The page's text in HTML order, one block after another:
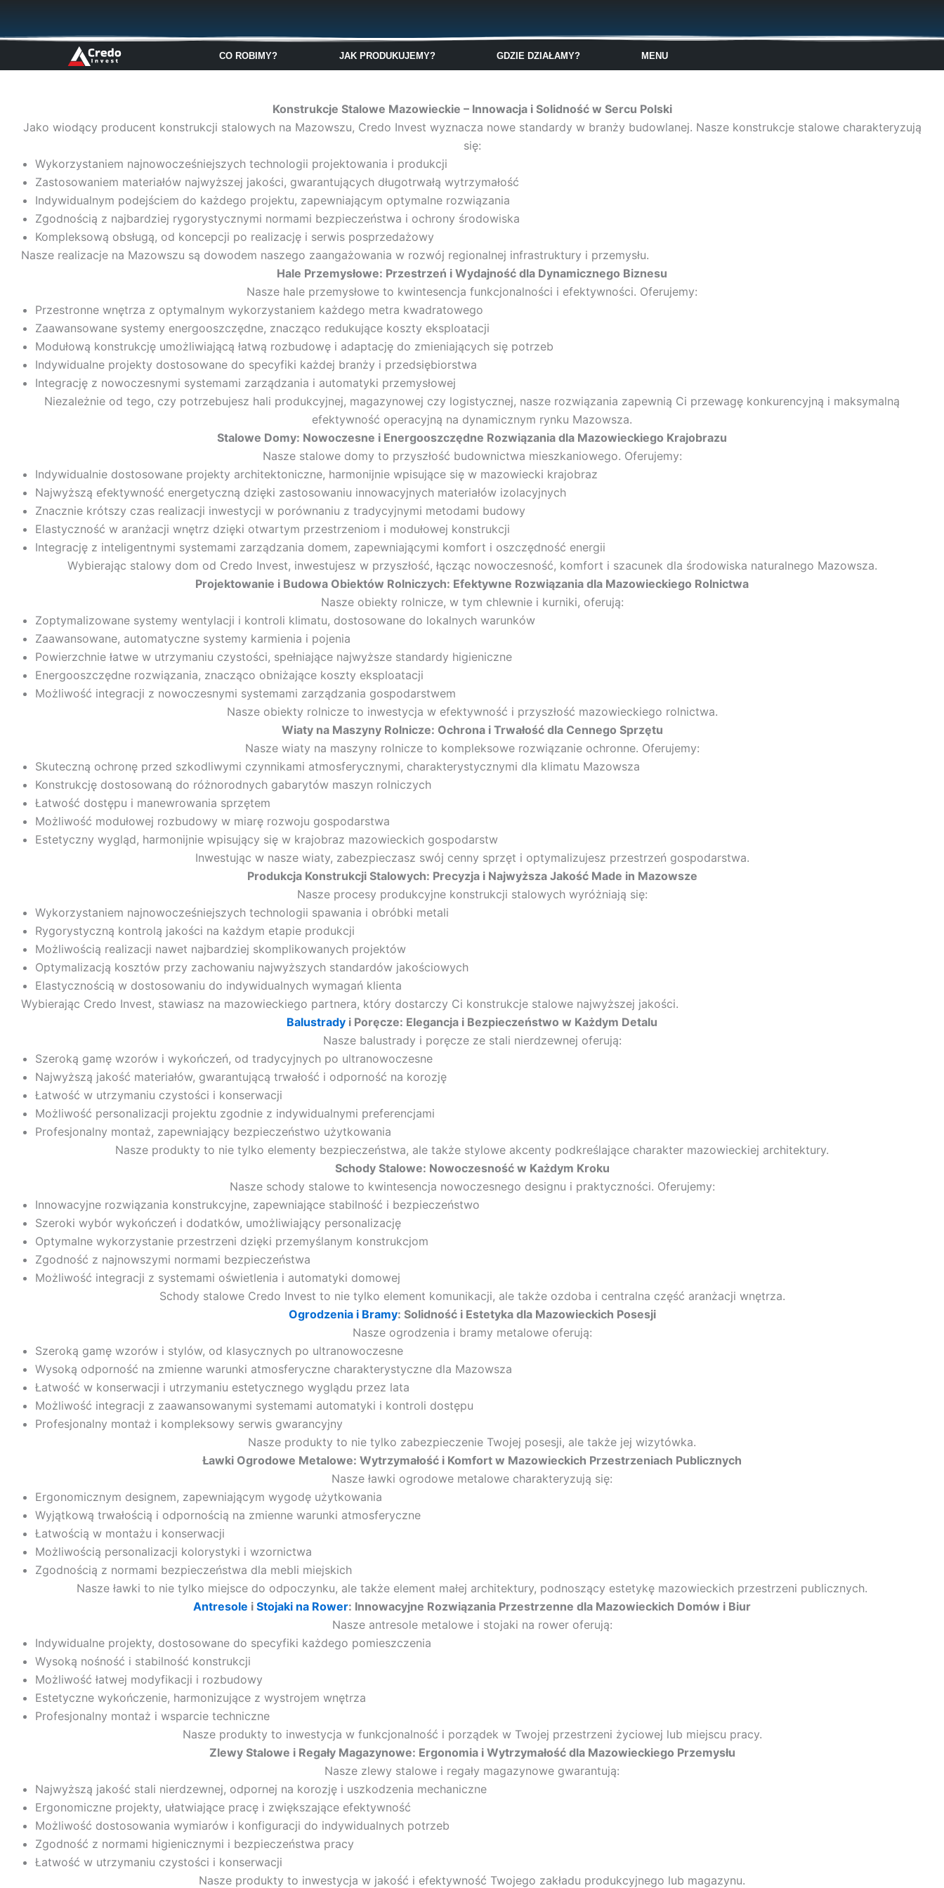
treści
CO ROBIMY? JAK PRODUKUJEMY? GDZIE DZIAŁAMY? MENU
Konstrukcje Stalowe Mazowieckie – Innowacja i Solidność w Sercu Polski
Jako wiodący producent konstrukcji stalowych na Mazowszu, Credo Invest wyznacza nowe standardy w branży budowlanej. Nasze konstrukcje stalowe charakteryzują
się:
Wykorzystaniem najnowocześniejszych technologii projektowania i produkcji
Zastosowaniem materiałów najwyższej jakości, gwarantujących długotrwałą wytrzymałość
Indywidualnym podejściem do każdego projektu, zapewniającym optymalne rozwiązania
Zgodnością z najbardziej rygorystycznymi normami bezpieczeństwa i ochrony środowiska
Kompleksową obsługą, od koncepcji po realizację i serwis posprzedażowy
Nasze realizacje na Mazowszu są dowodem naszego zaangażowania w rozwój regionalnej infrastruktury i przemysłu.
Hale Przemysłowe: Przestrzeń i Wydajność dla Dynamicznego Biznesu
Nasze hale przemysłowe to kwintesencja funkcjonalności i efektywności. Oferujemy:
Przestronne wnętrza z optymalnym wykorzystaniem każdego metra kwadratowego
Zaawansowane systemy energooszczędne, znacząco redukujące koszty eksploatacji
Modułową konstrukcję umożliwiającą łatwą rozbudowę i adaptację do zmieniających się potrzeb
Indywidualne projekty dostosowane do specyfiki każdej branży i przedsiębiorstwa
Integrację z nowoczesnymi systemami zarządzania i automatyki przemysłowej
Niezależnie od tego, czy potrzebujesz hali produkcyjnej, magazynowej czy logistycznej, nasze rozwiązania zapewnią Ci przewagę konkurencyjną i maksymalną
efektywność operacyjną na dynamicznym rynku Mazowsza.
Stalowe Domy: Nowoczesne i Energooszczędne Rozwiązania dla Mazowieckiego Krajobrazu
Nasze stalowe domy to przyszłość budownictwa mieszkaniowego. Oferujemy:
Indywidualnie dostosowane projekty architektoniczne, harmonijnie wpisujące się w mazowiecki krajobraz
Najwyższą efektywność energetyczną dzięki zastosowaniu innowacyjnych materiałów izolacyjnych
Znacznie krótszy czas realizacji inwestycji w porównaniu z tradycyjnymi metodami budowy
Elastyczność w aranżacji wnętrz dzięki otwartym przestrzeniom i modułowej konstrukcji
Integrację z inteligentnymi systemami zarządzania domem, zapewniającymi komfort i oszczędność energii
Wybierając stalowy dom od Credo Invest, inwestujesz w przyszłość, łącząc nowoczesność, komfort i szacunek dla środowiska naturalnego Mazowsza.
Projektowanie i Budowa Obiektów Rolniczych: Efektywne Rozwiązania dla Mazowieckiego Rolnictwa
Nasze obiekty rolnicze, w tym chlewnie i kurniki, oferują:
Zoptymalizowane systemy wentylacji i kontroli klimatu, dostosowane do lokalnych warunków
Zaawansowane, automatyczne systemy karmienia i pojenia
Powierzchnie łatwe w utrzymaniu czystości, spełniające najwyższe standardy higieniczne
Energooszczędne rozwiązania, znacząco obniżające koszty eksploatacji
Możliwość integracji z nowoczesnymi systemami zarządzania gospodarstwem
Nasze obiekty rolnicze to inwestycja w efektywność i przyszłość mazowieckiego rolnictwa.
Wiaty na Maszyny Rolnicze: Ochrona i Trwałość dla Cennego Sprzętu
Nasze wiaty na maszyny rolnicze to kompleksowe rozwiązanie ochronne. Oferujemy:
Skuteczną ochronę przed szkodliwymi czynnikami atmosferycznymi, charakterystycznymi dla klimatu Mazowsza
Konstrukcję dostosowaną do różnorodnych gabarytów maszyn rolniczych
Łatwość dostępu i manewrowania sprzętem
Możliwość modułowej rozbudowy w miarę rozwoju gospodarstwa
Estetyczny wygląd, harmonijnie wpisujący się w krajobraz mazowieckich gospodarstw
Inwestując w nasze wiaty, zabezpieczasz swój cenny sprzęt i optymalizujesz przestrzeń gospodarstwa.
Produkcja Konstrukcji Stalowych: Precyzja i Najwyższa Jakość Made in Mazowsze
Nasze procesy produkcyjne konstrukcji stalowych wyróżniają się:
Wykorzystaniem najnowocześniejszych technologii spawania i obróbki metali
Rygorystyczną kontrolą jakości na każdym etapie produkcji
Możliwością realizacji nawet najbardziej skomplikowanych projektów
Optymalizacją kosztów przy zachowaniu najwyższych standardów jakościowych
Elastycznością w dostosowaniu do indywidualnych wymagań klienta
Wybierając Credo Invest, stawiasz na mazowieckiego partnera, który dostarczy Ci konstrukcje stalowe najwyższej jakości.
Balustrady i Poręcze: Elegancja i Bezpieczeństwo w Każdym Detalu
Nasze balustrady i poręcze ze stali nierdzewnej oferują:
Szeroką gamę wzorów i wykończeń, od tradycyjnych po ultranowoczesne
Najwyższą jakość materiałów, gwarantującą trwałość i odporność na korozję
Łatwość w utrzymaniu czystości i konserwacji
Możliwość personalizacji projektu zgodnie z indywidualnymi preferencjami
Profesjonalny montaż, zapewniający bezpieczeństwo użytkowania
Nasze produkty to nie tylko elementy bezpieczeństwa, ale także stylowe akcenty podkreślające charakter mazowieckiej architektury.
Schody Stalowe: Nowoczesność w Każdym Kroku
Nasze schody stalowe to kwintesencja nowoczesnego designu i praktyczności. Oferujemy:
Innowacyjne rozwiązania konstrukcyjne, zapewniające stabilność i bezpieczeństwo
Szeroki wybór wykończeń i dodatków, umożliwiający personalizację
Optymalne wykorzystanie przestrzeni dzięki przemyślanym konstrukcjom
Zgodność z najnowszymi normami bezpieczeństwa
Możliwość integracji z systemami oświetlenia i automatyki domowej
Schody stalowe Credo Invest to nie tylko element komunikacji, ale także ozdoba i centralna część aranżacji wnętrza.
Ogrodzenia i Bramy: Solidność i Estetyka dla Mazowieckich Posesji
Nasze ogrodzenia i bramy metalowe oferują:
Szeroką gamę wzorów i stylów, od klasycznych po ultranowoczesne
Wysoką odporność na zmienne warunki atmosferyczne charakterystyczne dla Mazowsza
Łatwość w konserwacji i utrzymaniu estetycznego wyglądu przez lata
Możliwość integracji z zaawansowanymi systemami automatyki i kontroli dostępu
Profesjonalny montaż i kompleksowy serwis gwarancyjny
Nasze produkty to nie tylko zabezpieczenie Twojej posesji, ale także jej wizytówka.
Ławki Ogrodowe Metalowe: Wytrzymałość i Komfort w Mazowieckich Przestrzeniach Publicznych
Nasze ławki ogrodowe metalowe charakteryzują się:
Ergonomicznym designem, zapewniającym wygodę użytkowania
Wyjątkową trwałością i odpornością na zmienne warunki atmosferyczne
Łatwością w montażu i konserwacji
Możliwością personalizacji kolorystyki i wzornictwa
Zgodnością z normami bezpieczeństwa dla mebli miejskich
Nasze ławki to nie tylko miejsce do odpoczynku, ale także element małej architektury, podnoszący estetykę mazowieckich przestrzeni publicznych.
Antresole i Stojaki na Rower: Innowacyjne Rozwiązania Przestrzenne dla Mazowieckich Domów i Biur
Nasze antresole metalowe i stojaki na rower oferują:
Indywidualne projekty, dostosowane do specyfiki każdego pomieszczenia
Wysoką nośność i stabilność konstrukcji
Możliwość łatwej modyfikacji i rozbudowy
Estetyczne wykończenie, harmonizujące z wystrojem wnętrza
Profesjonalny montaż i wsparcie techniczne
Nasze produkty to inwestycja w funkcjonalność i porządek w Twojej przestrzeni życiowej lub miejscu pracy.
Zlewy Stalowe i Regały Magazynowe: Ergonomia i Wytrzymałość dla Mazowieckiego Przemysłu
Nasze zlewy stalowe i regały magazynowe gwarantują:
Najwyższą jakość stali nierdzewnej, odpornej na korozję i uszkodzenia mechaniczne
Ergonomiczne projekty, ułatwiające pracę i zwiększające efektywność
Możliwość dostosowania wymiarów i konfiguracji do indywidualnych potrzeb
Zgodność z normami higienicznymi i bezpieczeństwa pracy
Łatwość w utrzymaniu czystości i konserwacji
Nasze produkty to inwestycja w jakość i efektywność Twojego zakładu produkcyjnego lub magazynu.